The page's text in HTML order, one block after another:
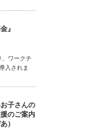
』
、ワークチ
入されま
子さんの
のご案内
）